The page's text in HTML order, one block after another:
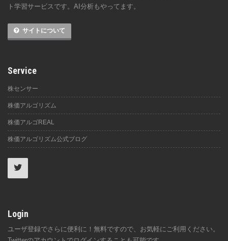
ト学習サービスです。AI分析もやってます。
サイトについて
Service
株センサー
株価アルゴリズム
株価アルゴREAL
株価アルゴリズム公式ブログ
Login
ユーザ登録でさらに便利に！無料ですので、お気軽にご利用ください。